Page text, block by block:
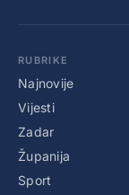
RUBRIKE
Najnovije
Vijesti
Zadar
Županija
Sport